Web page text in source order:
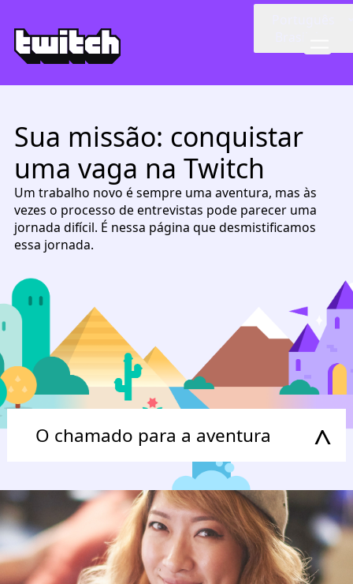
Sua missão: conquistar
uma vaga na Twitch
Um trabalho novo é sempre uma aventura, mas às
vezes o processo de entrevistas pode parecer uma
jornada difícil. É nessa página que desmistificamos
essa jornada.
^
O chamado para a aventura